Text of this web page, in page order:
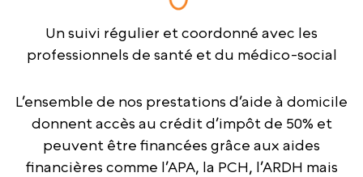
Un suivi régulier et coordonné avec les
professionnels de santé et du médico-social
L’ensemble de nos prestations d’aide à domicile
donnent accès au crédit d’impôt de 50% et
peuvent être financées grâce aux aides
financières comme l’APA, la PCH, l’ARDH mais